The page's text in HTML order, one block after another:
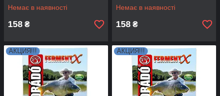
Немає в наявності
158 ₴
Немає в наявності
158 ₴
АКЦИЯ!!! АКЦИЯ!!!